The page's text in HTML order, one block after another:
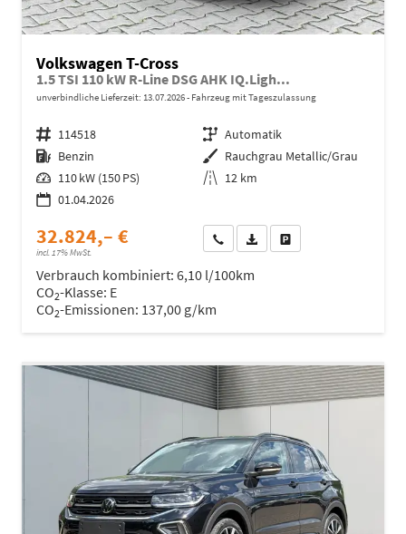
Volkswagen T-Cross
1.5 TSI 110 kW R-Line DSG AHK IQ.Ligh...
unverbindliche Lieferzeit: 13.07.2026 Fahrzeug mit Tageszulassung
Fahrzeugnr. 114518 Getriebe Automatik
Kraftstoff Benzin Außenfarbe Rauchgrau Metallic/Grau
Leistung 110 kW (150 PS) Kilometerstand 12 km
01.04.2026
32.824,– €
incl. 17% MwSt.
Wir rufen Sie anFahrzeugexposé (PDF)
Verbrauch kombiniert: 6,10 l/100km
CO2-Klasse: E
CO2-Emissionen: 137,00 g/km